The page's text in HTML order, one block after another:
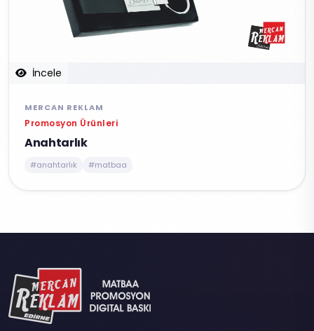
İncele
MERCAN REKLAM
Promosyon Ürünleri
Anahtarlık
#anahtarlık #matbaa